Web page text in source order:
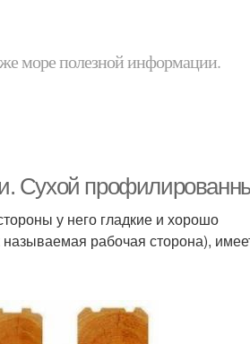
море полезной информации.
Сухой
у него гладкие и хорошо
рабочая сторона),